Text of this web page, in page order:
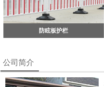
防眩板护栏
公司简介